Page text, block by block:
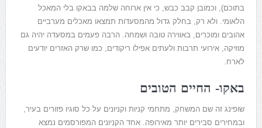
בתוכם), וכמובן קבב כבש, כי אין ארוחה שלמה בבאקו בלי המאכל
הלאומי. ולא רק, בחלק גדול מהמסעדות תמצאו מאכלים מערביים
אהובים ומוכרים, באווירה טובה ושמחה. הרבה פעמים במסעדה יהיה גם
מוזיקה, אירועי תרבות ולעתים אפילו ריקודים, כמו שרק האזרים יודעים
לארח.
באקו- החיים הטובים
שופינג זה שם המשחק, מתחמי קניות וקניונים על כל סוגיו פזורים בעיר,
ובמחירים סבירים יותר מאירופה. אחד הקניונים המפורסמים נמצא